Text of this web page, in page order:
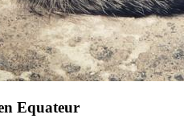
Equateur